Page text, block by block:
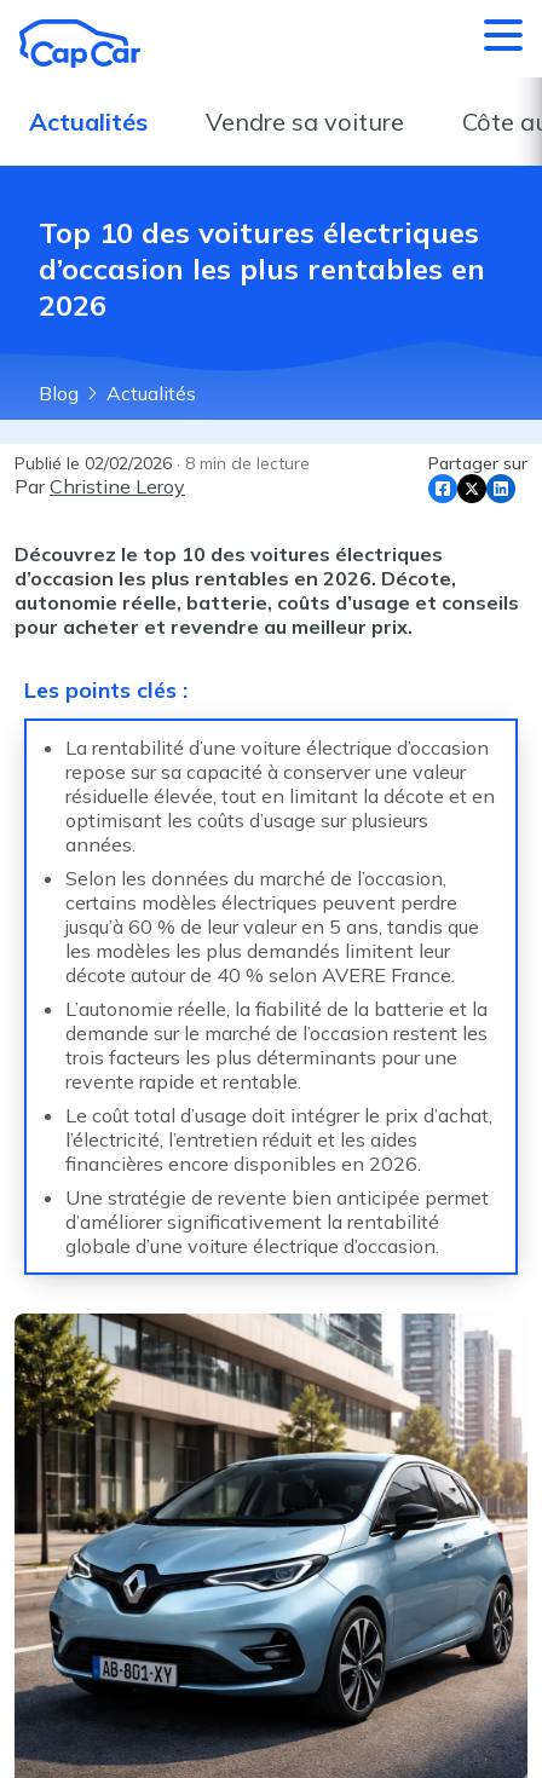
Actualités Vendre sa voiture Côte
Top 10 des voitures électriques
d’occasion les plus rentables en
2026
Blog Actualités
Publié le 02/02/2026 · 8 min de lecture
ParChristine Leroy
Partager sur
Découvrez le top 10 des voitures électriques
d’occasion les plus rentables en 2026. Décote,
autonomie réelle, batterie, coûts d’usage et conseils
pour acheter et revendre au meilleur prix.
Les points clés :
La rentabilité d’une voiture électrique d’occasion
repose sur sa capacité à conserver une valeur
résiduelle élevée, tout en limitant la décote et en
optimisant les coûts d’usage sur plusieurs
années.
Selon les données du marché de l’occasion,
certains modèles électriques peuvent perdre
jusqu’à 60 % de leur valeur en 5 ans, tandis que
les modèles les plus demandés limitent leur
décote autour de 40 % selon AVERE France.
L’autonomie réelle, la fiabilité de la batterie et la
demande sur le marché de l’occasion restent les
trois facteurs les plus déterminants pour une
revente rapide et rentable.
Le coût total d’usage doit intégrer le prix d’achat,
l’électricité, l’entretien réduit et les aides
financières encore disponibles en 2026.
Une stratégie de revente bien anticipée permet
d’améliorer significativement la rentabilité
globale d’une voiture électrique d’occasion.